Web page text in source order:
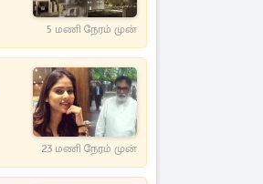
5 மணி நேரம் முன்
23 மணி நேரம் முன்